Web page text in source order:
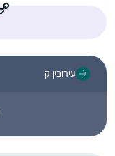
עירובין ק